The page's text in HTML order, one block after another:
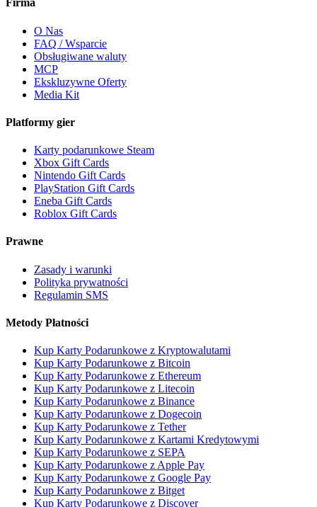
Firma
O Nas
FAQ / Wsparcie
Obsługiwane waluty
MCP
Ekskluzywne Oferty
Media Kit
Platformy gier
Karty podarunkowe Steam
Xbox Gift Cards
Nintendo Gift Cards
PlayStation Gift Cards
Eneba Gift Cards
Roblox Gift Cards
Prawne
Zasady i warunki
Polityka prywatności
Regulamin SMS
Metody Płatności
Kup Karty Podarunkowe z Kryptowalutami
Kup Karty Podarunkowe z Bitcoin
Kup Karty Podarunkowe z Ethereum
Kup Karty Podarunkowe z Litecoin
Kup Karty Podarunkowe z Binance
Kup Karty Podarunkowe z Dogecoin
Kup Karty Podarunkowe z Tether
Kup Karty Podarunkowe z Kartami Kredytowymi
Kup Karty Podarunkowe z SEPA
Kup Karty Podarunkowe z Apple Pay
Kup Karty Podarunkowe z Google Pay
Kup Karty Podarunkowe z Bitget
Kup Karty Podarunkowe z Discover